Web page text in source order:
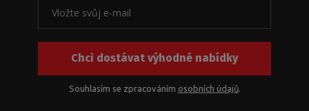
Chci dostávat výhodné nabídky
Souhlasím se zpracováním osobních údajů.